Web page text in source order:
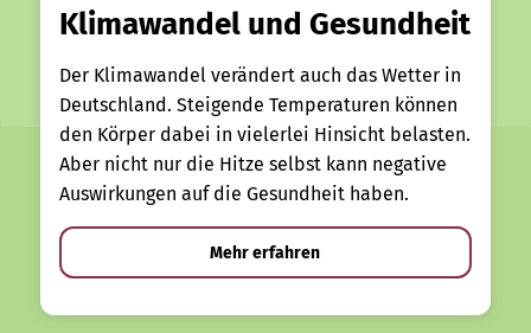
Klimawandel und Gesundheit
Der Klimawandel verändert auch das Wetter in
Deutschland. Steigende Temperaturen können
den Körper dabei in vielerlei Hinsicht belasten.
Aber nicht nur die Hitze selbst kann negative
Auswirkungen auf die Gesundheit haben.
Mehr erfahren